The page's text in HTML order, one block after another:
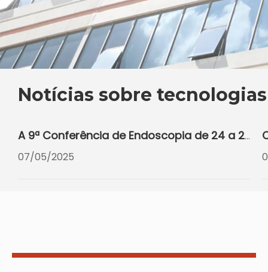
Notícias sobre
A 9ª Conferência de Endoscopia de 24 a 25 de julho
07/05/2025